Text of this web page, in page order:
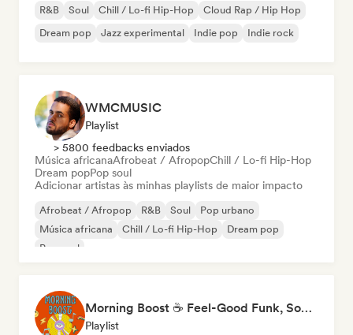
R&B Soul Chill / Lo-fi Hip-Hop
Cloud Rap / Hip Hop
Dream pop
Jazz experimental Indie pop Indie rock
WMCMUSIC
Playlist
> 5800 feedbacks enviados
Música africanaAfrobeat / AfropopChill / Lo-fi Hip-Hop
Dream popPop soul
Adicionar artistas às minhas playlists de maior impacto
Afrobeat / Afropop R&B Soul
Pop urbano
Música africana
Chill / Lo-fi Hip-Hop
Dream pop
Pop soul
Morning Boost ☕ Feel-Good Funk, Soul & Neo-Soul to Wake Up
Playlist